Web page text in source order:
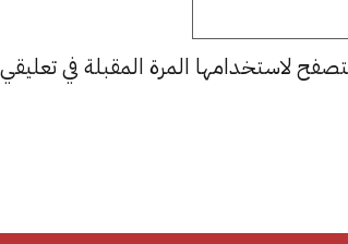
لاستخدامها المرة المقبلة في